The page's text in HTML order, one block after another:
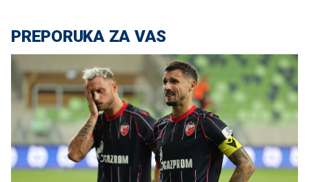
PREPORUKA ZA VAS